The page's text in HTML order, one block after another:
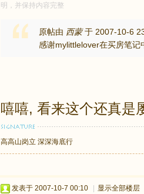
明，并保持内容完整
原帖由 西蒙于 2007-10-6
感谢mylittlelover在买房笔记
嘻嘻, 看来这个还真是
高高山岗立 深深海底行
发表于 2007-10-7 00:10 显示全部楼层